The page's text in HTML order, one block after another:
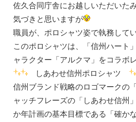
佐久合同庁舎にお越しいただいた
気づきと思いますが
職員が、ポロシャツ姿で執務してい
このポロシャツは、「信州ハート
ャラクター「アルクマ」をコラボ
しあわせ信州ポロシャツ
信州ブランド戦略のロゴマークの
ャッチフレーズの「しあわせ信州
か年計画の基本目標である「確か